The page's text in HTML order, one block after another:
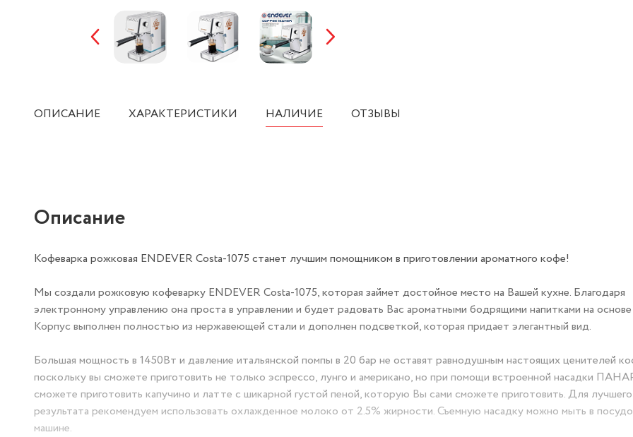
ОПИСАНИЕ ХАРАКТЕРИСТИКИ НАЛИЧИЕ ОТЗЫВЫ
Описание
Кофеварка рожковая ENDEVER Costa-1075 станет лучшим помощником в приготовлении ароматного кофе!
Мы создали рожковую кофеварку ENDEVER Costa-1075, которая займет достойное место на Вашей кухне. Благодаря
электронному управлению она проста в управлении и будет радовать Вас ароматными бодрящими напитками на
Корпус выполнен полностью из нержавеющей стали и дополнен подсветкой, которая придает элегантный вид.
Большая мощность в 1450Вт и давление итальянской помпы в 20 бар не оставят равнодушным настоящих ценителей
поскольку вы сможете приготовить не только эспрессо, лунго и американо, но при помощи встроенной насадки
сможете приготовить капучино и латте с шикарной густой пеной, которую Вы сами сможете приготовить. Для лучшего
результата рекомендуем использовать охлажденное молоко от 2.5% жирности. Съемную насадку можно мыть в
машине.